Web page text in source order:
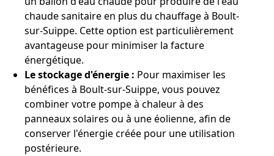
chaude sanitaire en plus du chauffage à Boult-
sur-Suippe. Cette option est particulièrement
avantageuse pour minimiser la facture
énergétique.
Le stockage d'énergie : Pour maximiser les
bénéfices à Boult-sur-Suippe, vous pouvez
combiner votre pompe à chaleur à des
panneaux solaires ou à une éolienne, afin de
conserver l'énergie créée pour une utilisation
postérieure.